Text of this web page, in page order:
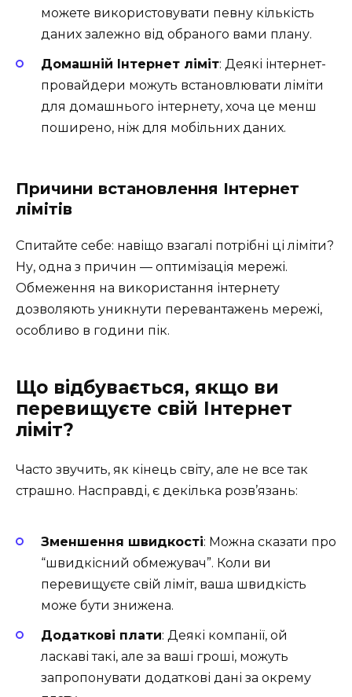
можете використовувати певну кількість
даних залежно від обраного вами плану.
Домашній Інтернет ліміт: Деякі інтернет-
провайдери можуть встановлювати ліміти
для домашнього інтернету, хоча це менш
поширено, ніж для мобільних даних.
Причини встановлення Інтернет
лімітів
Спитайте себе: навіщо взагалі потрібні ці ліміти?
Ну, одна з причин — оптимізація мережі.
Обмеження на використання інтернету
дозволяють уникнути перевантажень мережі,
особливо в години пік.
Що відбувається, якщо ви
перевищуєте свій Інтернет
ліміт?
Часто звучить, як кінець світу, але не все так
страшно. Насправді, є декілька розв’язань:
Зменшення швидкості: Можна сказати про
“швидкісний обмежувач”. Коли ви
перевищуєте свій ліміт, ваша швидкість
може бути знижена.
Додаткові плати: Деякі компанії, ой
ласкаві такі, але за ваші гроші, можуть
запропонувати додаткові дані за окрему